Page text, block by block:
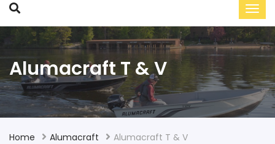
Alumacraft T & V
Home Alumacraft Alumacraft T & V